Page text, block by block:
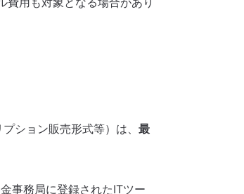
ション販売形式等）は、 最
事務局に登録されたITツー